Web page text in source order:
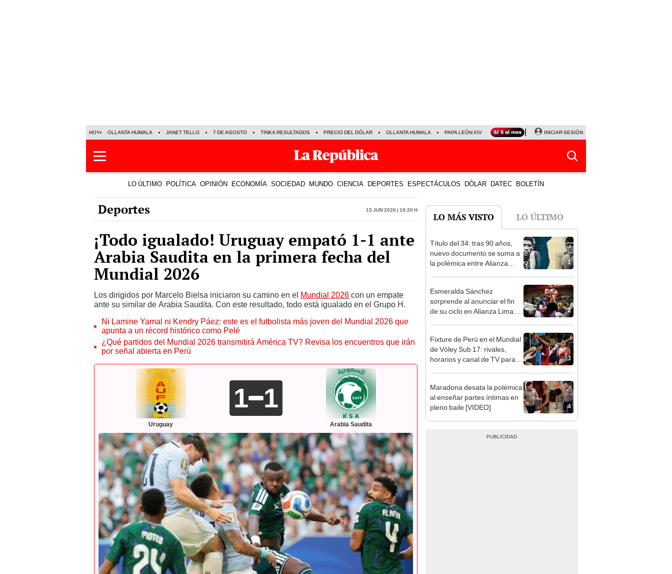
HOY OLLANTA HUMALA JANET TELLO 7 DE AGOSTO TINKA RESULTADOS PRECIO DEL DÓLAR OLLANTA HUMALA PAPA LEÓN XIV NALDY SALDAÑA LA BELLA LUZ
INICIAR SESIÓN
LO ÚLTIMO POLÍTICA OPINIÓN ECONOMÍA SOCIEDAD MUNDO CIENCIA DEPORTES ESPECTÁCULOS DÓLAR DATEC BOLETÍN
Deportes 15 Jun 2026 | 19:20 h
¡Todo igualado! Uruguay empató 1-1 ante
Arabia Saudita en la primera fecha del
Mundial 2026
Los dirigidos por Marcelo Bielsa iniciaron su camino en el Mundial 2026 con un empate
ante su similar de Arabia Saudita. Con este resultado, todo está igualado en el Grupo H.
Ni Lamine Yamal ni Kendry Páez: este es el futbolista más joven del Mundial 2026 que
apunta a un récord histórico como Pelé
¿Qué partidos del Mundial 2026 transmitirá América TV? Revisa los encuentros que irán
por señal abierta en Perú
Uruguay
1 1
Arabia Saudita
LO MÁS VISTO LO ÚLTIMO
1
Título del 34: tras 90 años,
nuevo documento se suma a
la polémica entre Alianza
2
Esmeralda Sánchez
sorprende al anunciar el fin
de su ciclo en Alianza Lima:
3
Fixture de Perú en el Mundial
de Vóley Sub 17: rivales,
horarios y canal de TV para
4
Maradona desata la polémica
al enseñar partes íntimas en
pleno baile [VIDEO]